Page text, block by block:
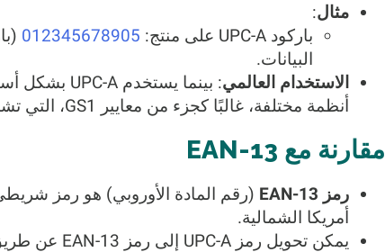
مثال:
باركود UPC-A على منتج:
012345678905
البيانات.
الاستخدام العالمي
أنظمة مختلفة، غالبًا كجزء من معايير GS1، التي تشمل أيضًا EAN-13 (شائع في أوروبا) وتنسيقات GTIN أخرى.
مقارنة مع EAN-13
رمز EAN-13
أمريكا الشمالية.
يمكن تحويل رمز UPC-A إلى رمز EAN-13 عن طريق إضافة الرقم 0 في البداية (على سبيل المثال، UPC-A